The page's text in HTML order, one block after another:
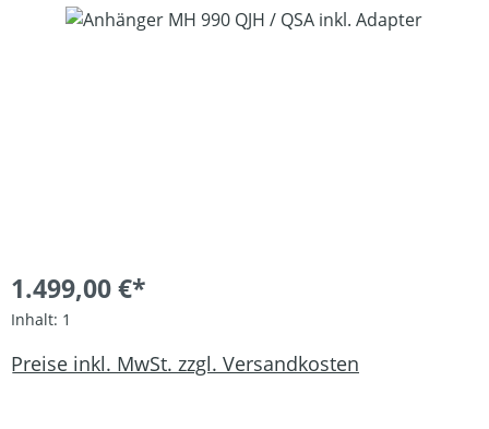
Bildergalerie überspringen
1.499,00 €*
Inhalt: 1
Preise inkl. MwSt. zzgl. Versandkosten